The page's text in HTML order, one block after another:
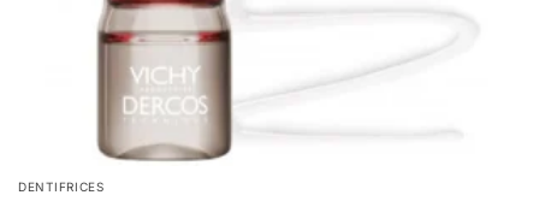
DENTIFRICES